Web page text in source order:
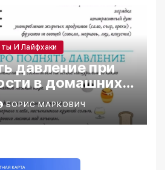
И Лайфхаки
давление при
в домашних
БОРИС МАРКОВИЧ